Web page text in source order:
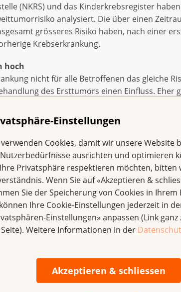
Einstellungen
Cookies, damit wir unsere Website
ausrichten und optimieren
Privatsphäre respektieren möchten, bitten
Wenn Sie auf «Akzeptieren &
Sie der Speicherung von Cookies in Ihrem
Ihre Cookie-Einstellungen jederzeit in
Einstellungen» anpassen (Link
Weitere Informationen in der
Akzeptieren & schliessen
(NKRS) und das Kinderkrebsregister
analysiert. Die über einen
grösseres Risiko haben, nach einer
Krebserkrankung.
hoch
nicht für alle Betroffenen das gleiche
des Ersttumors einen Einfluss.
eine Chemo- und / oder
an einem Krebs erkrankt,
für einen Zweittumor.
es ist, eine individuelle
Gleichzeitig benötigen Betroffene
Nicolas Sperisen, Spezialist Cancer
Survivors. «Ein erhöhtes Risiko
Zweittumor erkrankt», stellt Sperisen klar.
vorliegenden Resultate wertvoll. Sie
von Tabak-und Alkoholkonsum zu stärken.